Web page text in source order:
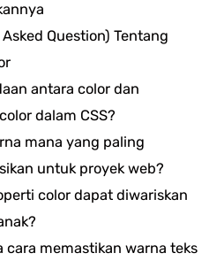
Question) Tentang
antara color dan
dalam CSS?
mana yang paling
untuk proyek web?
color dapat diwariskan
cara memastikan warna teks